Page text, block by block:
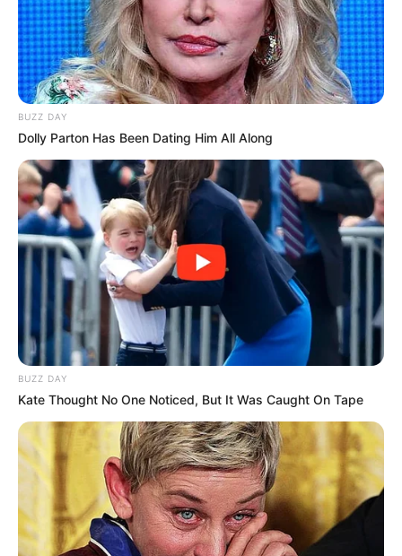
BUZZ DAY
Dolly Parton Has Been Dating Him All Along
BUZZ DAY
Kate Thought No One Noticed, But It Was Caught On Tape